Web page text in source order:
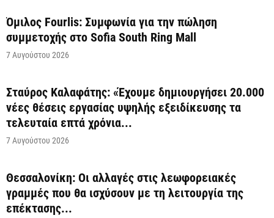
Όμιλος Fourlis: Συμφωνία για την πώληση
συμμετοχής στο Sofia South Ring Mall
7 Αυγούστου 2026
Σταύρος Καλαφάτης: «Έχουμε δημιουργήσει 20.000
νέες θέσεις εργασίας υψηλής εξειδίκευσης τα
τελευταία επτά χρόνια...
7 Αυγούστου 2026
Θεσσαλονίκη: Οι αλλαγές στις λεωφορειακές
γραμμές που θα ισχύσουν με τη λειτουργία της
επέκτασης...